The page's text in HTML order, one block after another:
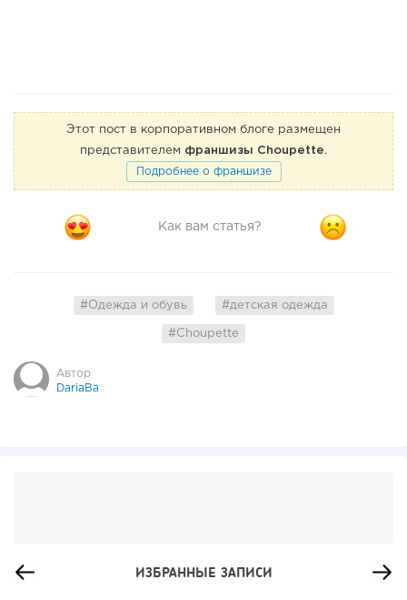
Этот пост в корпоративном блоге размещен
представителем франшизы Choupette.
Подробнее о франшизе
Как вам статья?
#Одежда и обувь #детская одежда
#Choupette
Автор
DariaBa
ИЗБРАННЫЕ ЗАПИСИ